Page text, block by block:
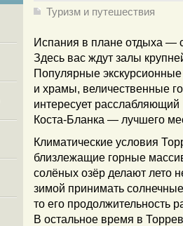
Туризм и путешествия
Испания в плане отдыха —
Здесь вас ждут залы
Популярные
и храмы, величественные
интересует
Коста-Бланка — лучшего
Климатические условия
близлежащие горные
солёных озёр делают лето
зимой принимать
то его продолжительность
В остальное время в